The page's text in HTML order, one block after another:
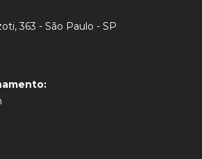
363 - São Paulo - SP